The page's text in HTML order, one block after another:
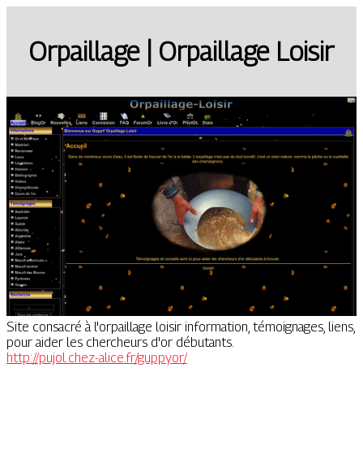
Orpaillage | Orpaillage Loisir
Site consacré à l'orpaillage loisir information, témoignages, liens,
pour aider les chercheurs d'or débutants.
http://pujol.chez-alice.fr/guppyor/